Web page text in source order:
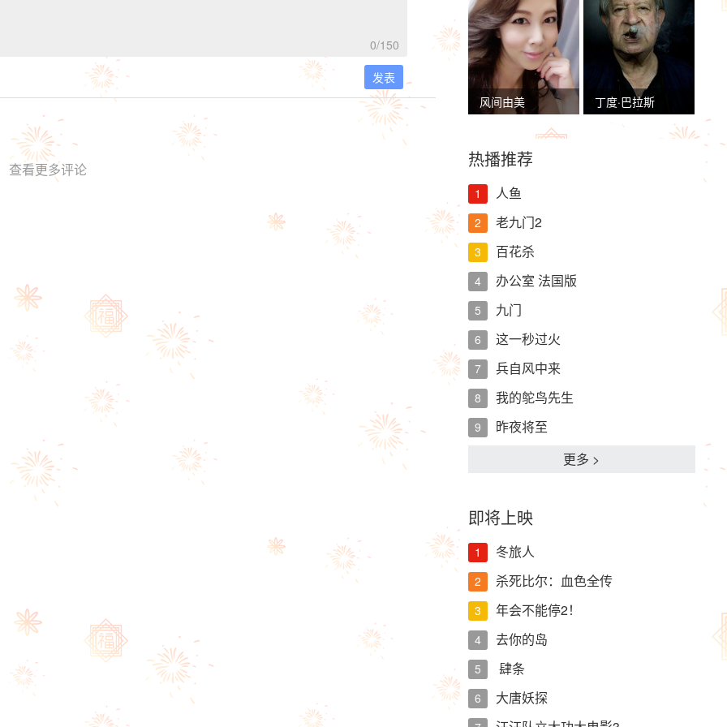
0/150
发表
查看更多评论
风间由美 丁度·巴拉斯
热播推荐
1 人鱼
2 老九门2
3 百花杀
4 办公室 法国版
5 九门
6 这一秒过火
7 兵自风中来
8 我的鸵鸟先生
9
昨夜将至
更多 >
即将上映
1 冬旅人
2 杀死比尔：血色全传
3 年会不能停2！
4 去你的岛
5 肆条
6 大唐妖探